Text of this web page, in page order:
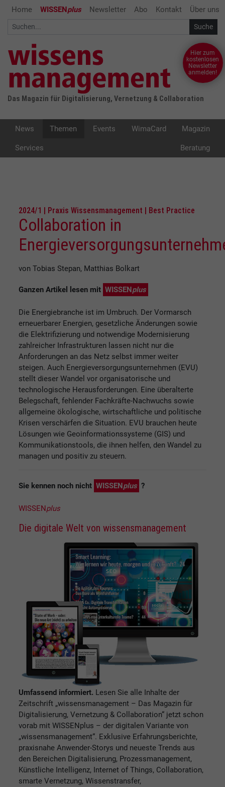
Home WISSENplus Newsletter Abo Kontakt Über uns
Das Magazin für Digitalisierung, Vernetzung & Collaboration
Hier zum
kostenlosen
Newsletter
anmelden!
News Themen Events WimaCard Magazin
Services Beratung
2024/1 | Praxis Wissensmanagement | Best Practice
Collaboration in
von Tobias Stepan, Matthias Bolkart
Ganzen Artikel lesen mit WISSENplus
Die Energiebranche ist im Umbruch. Der Vormarsch
erneuerbarer Energien, gesetzliche Änderungen sowie
die Elektrifizierung und notwendige Modernisierung
zahlreicher Infrastrukturen lassen nicht nur die
Anforderungen an das Netz selbst immer weiter
steigen. Auch Energieversorgungsunternehmen (EVU)
stellt dieser Wandel vor organisatorische und
technologische Herausforderungen. Eine überalterte
Belegschaft, fehlender Fachkräfte-Nachwuchs sowie
allgemeine ökologische, wirtschaftliche und politische
Krisen verschärfen die Situation. EVU brauchen heute
Lösungen wie Geoinformationssysteme (GIS) und
Kommunikationstools, die ihnen helfen, den Wandel zu
managen und positiv zu steuern.
Sie kennen noch nicht WISSENplus ?
WISSENplus
Die digitale Welt von wissensmanagement
Umfassend informiert. Lesen Sie alle Inhalte der
Zeitschrift „wissensmanagement – Das Magazin für
Digitalisierung, Vernetzung & Collaboration“ jetzt schon
vorab mit WISSENplus – der digitalen Variante von
„wissensmanagement“. Exklusive Erfahrungsberichte,
praxisnahe Anwender-Storys und neueste Trends aus
den Bereichen Digitalisierung, Prozessmanagement,
Künstliche Intelligenz, Internet of Things, Collaboration,
smarte Vernetzung, Wissenstransfer,